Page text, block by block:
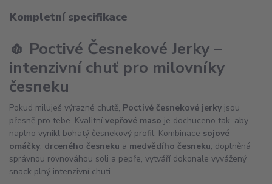
Kompletní specifikace
🧄 Poctivé Česnekové Jerky –
intenzivní chuť pro milovníky
česneku
Pokud miluješ výrazné chutě, Poctivé česnekové jerky jsou
přesně pro tebe. Kvalitní vepřové maso je dochuceno tak, aby
naplno vynikl bohatý česnekový profil. Kombinace sojové
omáčky, drceného česneku a medvědího česneku, doplněná
správnou rovnováhou soli a pepře, vytváří dokonale vyvážený
snack plný intenzivní chuti.